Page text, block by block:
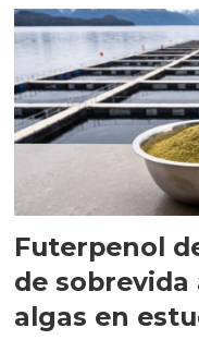
Futerpenol
de
algas en